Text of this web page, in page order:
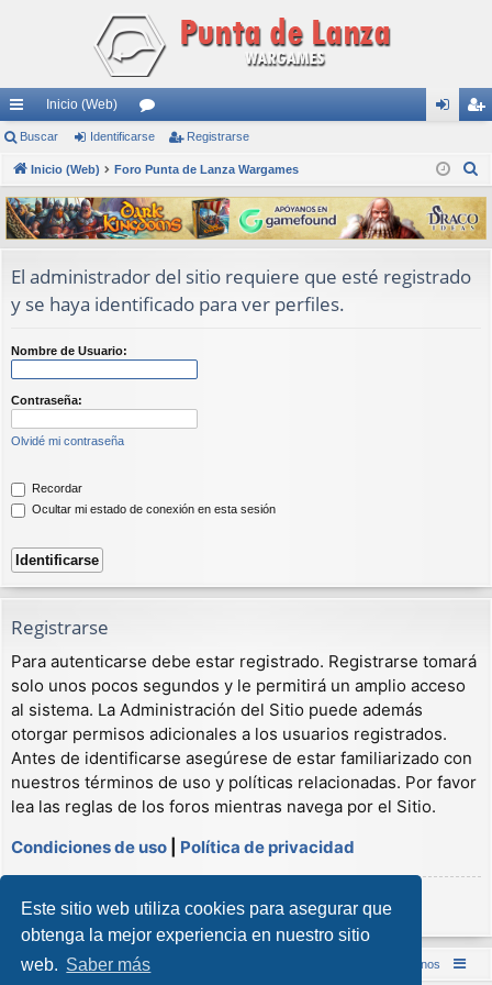
Este sitio web utiliza cookies para asegurar que
obtenga la mejor experiencia en nuestro sitio
web. Saber más
nl
ac
es
rá
pi
do
Inicio (Web)
or
os nti
fic
ar
ist
ra
rs
Buscar Identificarse Registrarse
Inicio (Web) Foro Punta de Lanza Wargames
s
c
El administrador del sitio requiere que esté registrado
y se haya identificado para ver perfiles.
Nombre de Usuario:
Contraseña:
Olvidé mi contraseña
Recordar
Ocultar mi estado de conexión en esta sesión
Registrarse
Para autenticarse debe estar registrado. Registrarse tomará
solo unos pocos segundos y le permitirá un amplio acceso
al sistema. La Administración del Sitio puede además
otorgar permisos adicionales a los usuarios registrados.
Antes de identificarse asegúrese de estar familiarizado con
nuestros términos de uso y políticas relacionadas. Por favor
lea las reglas de los foros mientras navega por el Sitio.
Condiciones de uso
Política de privacidad
Registrarse
Inicio (Web) Foro Punta de Lanza Wargames Contáctenos